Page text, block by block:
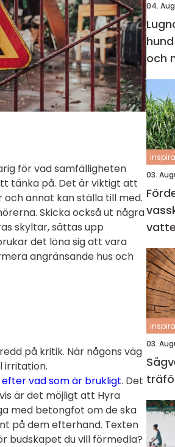
för vad samfälligheten
tänka på. Det är viktigt att
och annat kan ställa till med.
Skicka också ut några
skyltar, sättas upp
det löna sig att vara
angränsande hus och
på kritik. När någons väg
irritation.
vad som är brukligt. Det
är det möjligt att Hyra
med betongfot om de ska
på dem efterhand. Texten
budskapet du vill förmedla?
04.
hund hur fungerar de
och
03.
03.
Sågverk